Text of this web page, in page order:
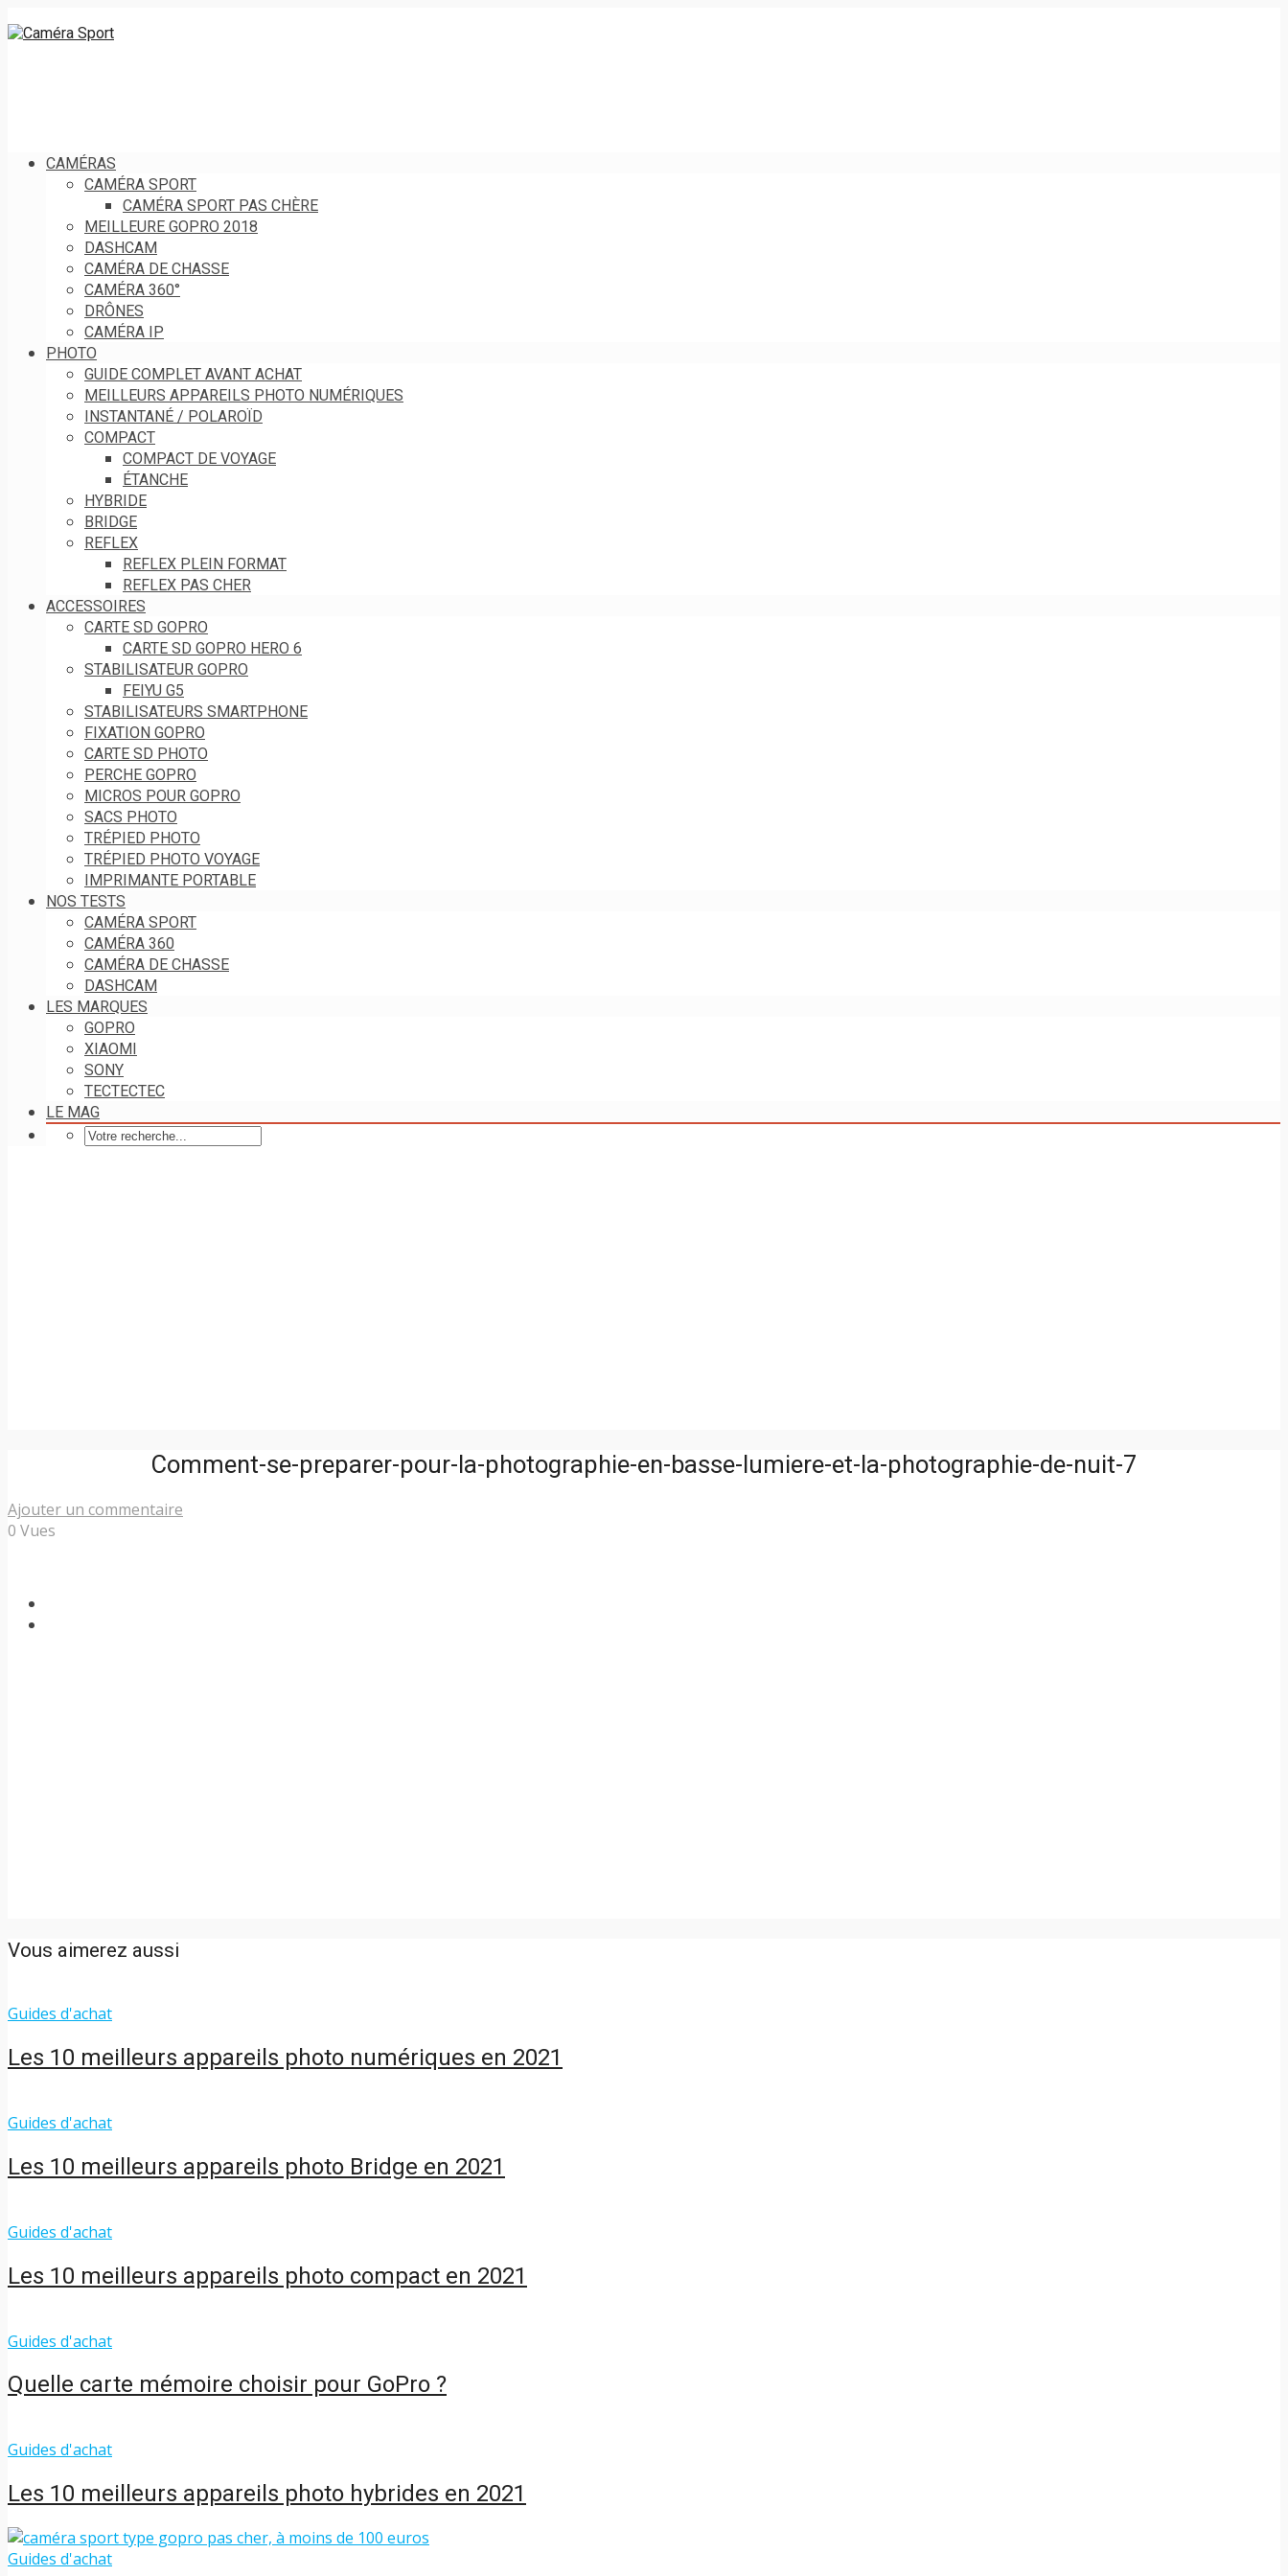
CAMÉRAS
CAMÉRA SPORT
CAMÉRA SPORT PAS CHÈRE
MEILLEURE GOPRO 2018
DASHCAM
CAMÉRA DE CHASSE
CAMÉRA 360°
DRÔNES
CAMÉRA IP
PHOTO
GUIDE COMPLET AVANT ACHAT
MEILLEURS APPAREILS PHOTO NUMÉRIQUES
INSTANTANÉ / POLAROÏD
COMPACT
COMPACT DE VOYAGE
ÉTANCHE
HYBRIDE
BRIDGE
REFLEX
REFLEX PLEIN FORMAT
REFLEX PAS CHER
ACCESSOIRES
CARTE SD GOPRO
CARTE SD GOPRO HERO 6
STABILISATEUR GOPRO
FEIYU G5
STABILISATEURS SMARTPHONE
FIXATION GOPRO
CARTE SD PHOTO
PERCHE GOPRO
MICROS POUR GOPRO
SACS PHOTO
TRÉPIED PHOTO
TRÉPIED PHOTO VOYAGE
IMPRIMANTE PORTABLE
NOS TESTS
CAMÉRA SPORT
CAMÉRA 360
CAMÉRA DE CHASSE
DASHCAM
LES MARQUES
GOPRO
XIAOMI
SONY
TECTECTEC
LE MAG
Comment-se-preparer-pour-la-photographie-en-basse-lumiere-et-la-photographie-de-nuit-7
Ajouter un commentaire
0 Vues
Vous aimerez aussi
Guides d'achat
Les 10 meilleurs appareils photo numériques en 2021
Guides d'achat
Les 10 meilleurs appareils photo Bridge en 2021
Guides d'achat
Les 10 meilleurs appareils photo compact en 2021
Guides d'achat
Quelle carte mémoire choisir pour GoPro ?
Guides d'achat
Les 10 meilleurs appareils photo hybrides en 2021
Guides d'achat